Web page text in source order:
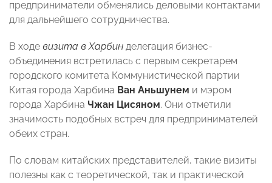
предприниматели обменялись деловыми контактами
для дальнейшего сотрудничества.
В ходе визита в Харбин делегация бизнес-
объединения встретилась с первым секретарем
городского комитета Коммунистической партии
Китая города Харбина Ван Аньшунем и мэром
города Харбина Чжан Цисяном. Они отметили
значимость подобных встреч для предпринимателей
обеих стран.
По словам китайских представителей, такие визиты
полезны как с теоретической, так и практической